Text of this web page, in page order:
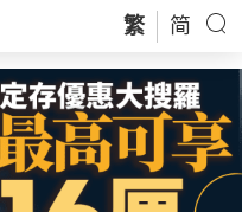
繁 简